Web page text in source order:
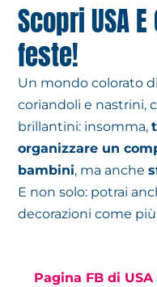
Scopri USA
feste!
Un mondo colorato
coriandoli e nastrini,
brillantini: insomma,
organizzare un
bambini, ma anche
E non solo: potrai
decorazioni come
Pagina FB di